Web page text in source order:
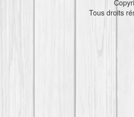
Tous droits